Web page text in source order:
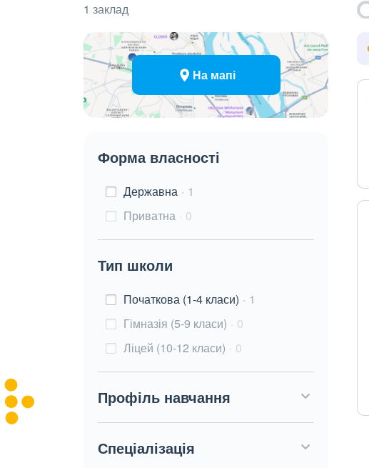
1 заклад
На мапі
Форма власності
Державна
1
Приватна
0
Тип школи
Початкова (1-4 класи)
1
Гімназія (5-9 класи)
0
Ліцей (10-12 класи)
0
Профіль навчання
Спеціалізація